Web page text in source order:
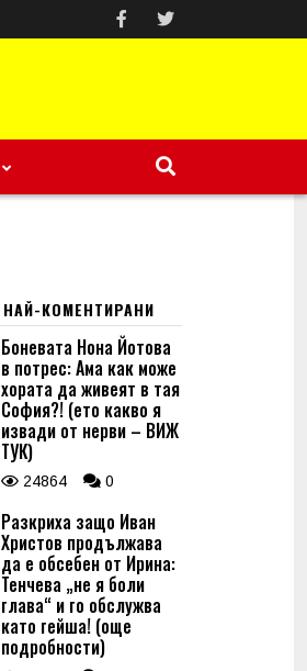
НАЙ-КОМЕНТИРАНИ
Боневата Нона Йотова
в потрес: Ама как може
хората да живеят в тая
София?! (ето какво я
извади от нерви – ВИЖ
ТУК)
24864 0
Разкриха защо Иван
Христов продължава
да е обсебен от Ирина:
Тенчева „не я боли
глава“ и го обслужва
като гейша! (още
подробности)